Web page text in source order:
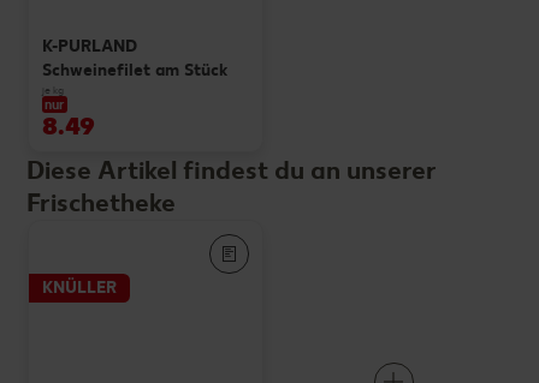
K-PURLAND
Schweinefilet am Stück
je kg
nur
8.49
Diese Artikel findest du an unserer
Frischetheke
KNÜLLER